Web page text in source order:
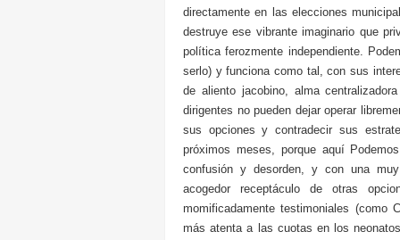
directamente en las elecciones
destruye ese vibrante imaginario que
política ferozmente independiente.
serlo) y funciona como tal, con sus
de aliento jacobino, alma
dirigentes no pueden dejar operar
sus opciones y contradecir sus
próximos meses, porque aquí
confusión y desorden, y con una
acogedor receptáculo de otras
momificadamente testimoniales (como
más atenta a las cuotas en los